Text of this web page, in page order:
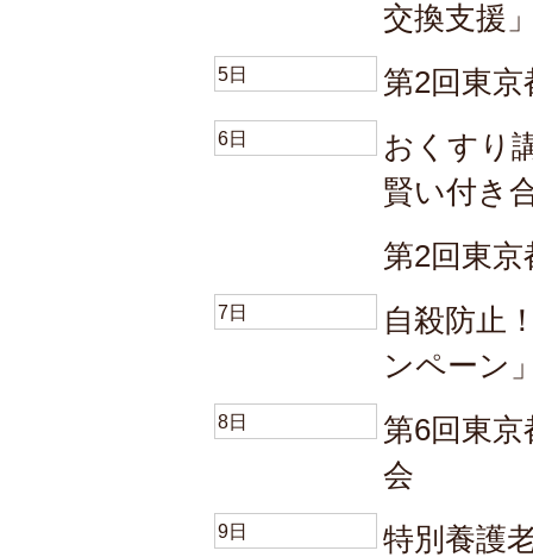
交換支援
5日 第2回東
6日
おくすり
賢い付き
第2回東
7日
自殺防止
ンペーン
8日
第6回東
会
9日
特別養護